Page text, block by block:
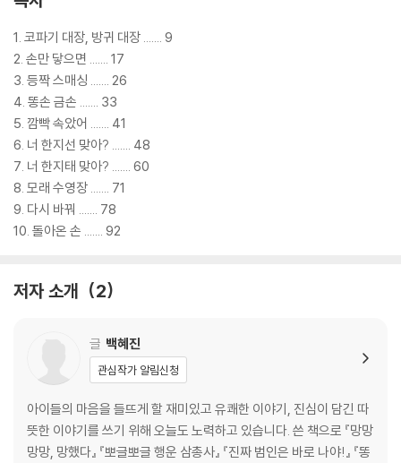
1. 코파기 대장, 방귀 대장 ....... 9
2. 손만 닿으면 ....... 17
3. 등짝 스매싱 ....... 26
4. 똥손 금손 ....... 33
5. 깜빡 속았어 ....... 41
6. 너 한지선 맞아? ....... 48
7. 너 한지태 맞아? ....... 60
8. 모래 수영장 ....... 71
9. 다시 바꿔 ....... 78
10. 돌아온 손 ....... 92
저자 소개 2
글 백혜진
관심작가 알림신청
아이들의 마음을 들뜨게 할 재미있고 유쾌한 이야기, 진심이 담긴 따
뜻한 이야기를 쓰기 위해 오늘도 노력하고 있습니다. 쓴 책으로 『망망
망망, 망했다』 『뽀글뽀글 행운 삼총사』 『진짜 범인은 바로 나야!』 『똥